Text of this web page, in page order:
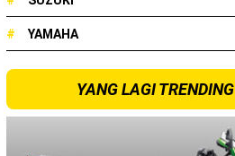
155 Turbo !
# YAMAHA
YANG LAGI TRENDING